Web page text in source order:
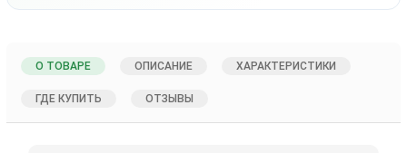
О ТОВАРЕ ОПИСАНИЕ ХАРАКТЕРИСТИКИ
ГДЕ КУПИТЬ ОТЗЫВЫ